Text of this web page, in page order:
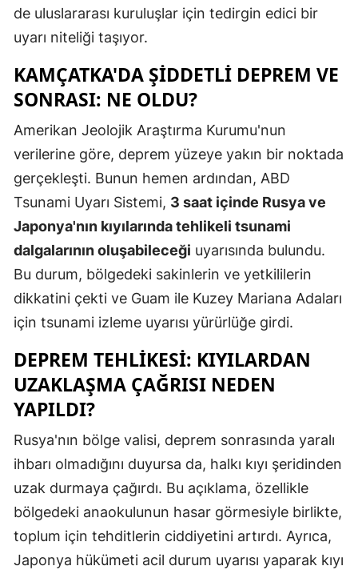
de uluslararası kuruluşlar için tedirgin edici bir
uyarı niteliği taşıyor.
KAMÇATKA'DA ŞIDDETLI DEPREM VE
SONRASI: NE OLDU?
Amerikan Jeolojik Araştırma Kurumu'nun
verilerine göre, deprem yüzeye yakın bir noktada
gerçekleşti. Bunun hemen ardından, ABD
Tsunami Uyarı Sistemi, 3 saat içinde Rusya ve
Japonya'nın kıyılarında tehlikeli tsunami
dalgalarının oluşabileceği uyarısında bulundu.
Bu durum, bölgedeki sakinlerin ve yetkililerin
dikkatini çekti ve Guam ile Kuzey Mariana Adaları
için tsunami izleme uyarısı yürürlüğe girdi.
DEPREM TEHLIKESI: KIYILARDAN
UZAKLAŞMA ÇAĞRISI NEDEN
YAPILDI?
Rusya'nın bölge valisi, deprem sonrasında yaralı
ihbarı olmadığını duyursa da, halkı kıyı şeridinden
uzak durmaya çağırdı. Bu açıklama, özellikle
bölgedeki anaokulunun hasar görmesiyle birlikte,
toplum için tehditlerin ciddiyetini artırdı. Ayrıca,
Japonya hükümeti acil durum uyarısı yaparak kıyı